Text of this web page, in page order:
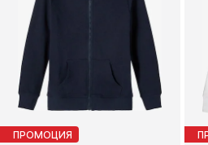
ПРОМОЦИЯ